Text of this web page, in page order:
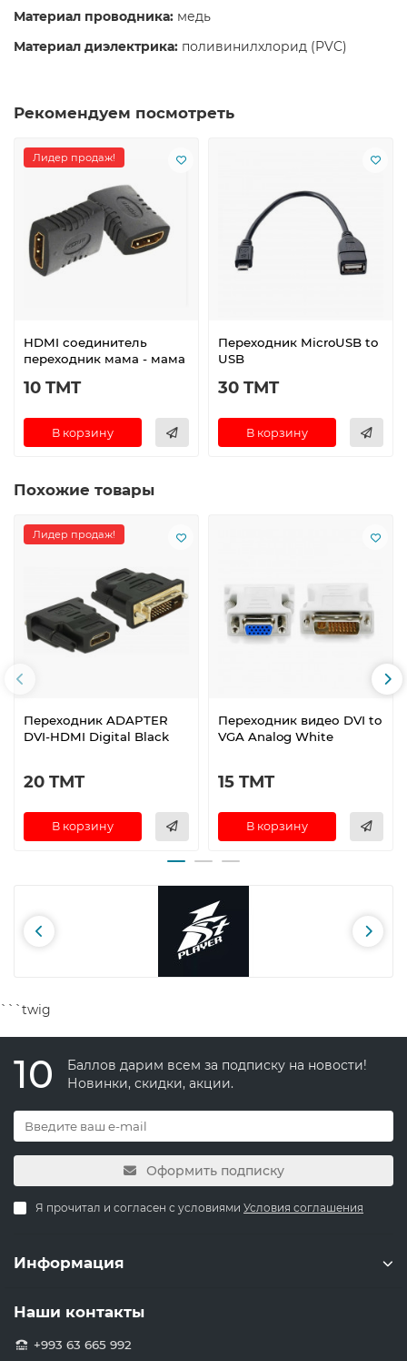
Материал проводника: медь
Материал диэлектрика: поливинилхлорид (PVC)
Рекомендуем посмотреть
Лидер продаж!
HDMI соединитель
переходник мама - мама
10 TMT
В корзину
Переходник MicroUSB to
USB
30 TMT
В корзину
Похожие товары
Лидер продаж!
Переходник ADAPTER
DVI-HDMI Digital Black
20 TMT
В корзину
Переходник видео DVI to
VGA Analog White
15 TMT
В корзину
```twig
10
Баллов дарим всем за подписку на новости!
Новинки, скидки, акции.
Оформить подписку
Я прочитал и согласен с условиями Условия соглашения
Информация
Наши контакты
+993 63 665 992